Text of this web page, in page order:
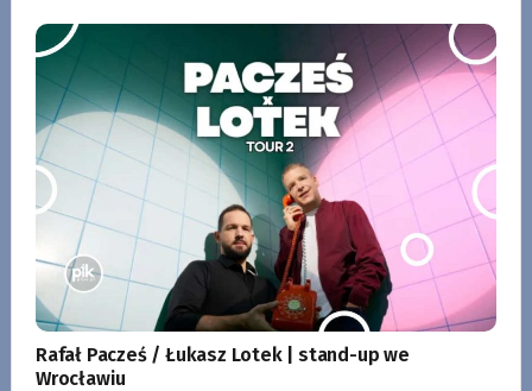
Rafał Pacześ / Łukasz Lotek | stand-up we
Wrocławiu